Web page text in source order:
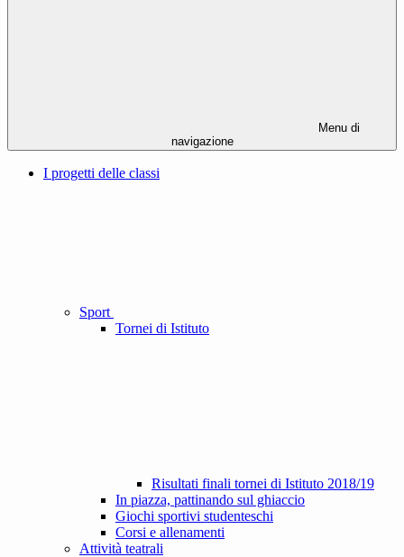
Menu di
navigazione
I progetti delle classi
Sport
Tornei di Istituto
Risultati finali tornei di Istituto 2018/19
In piazza, pattinando sul ghiaccio
Giochi sportivi studenteschi
Corsi e allenamenti
Attività teatrali